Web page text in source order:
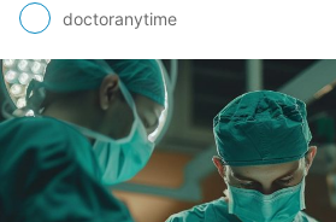
doctoranytime